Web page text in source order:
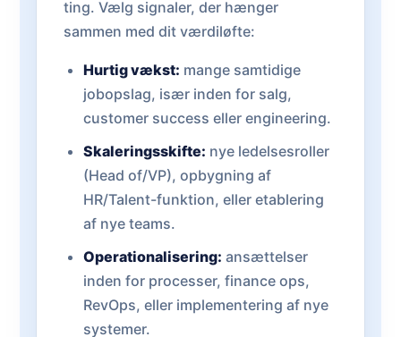
ting. Vælg signaler, der hænger
sammen med dit værdiløfte:
Hurtig vækst: mange samtidige
jobopslag, især inden for salg,
customer success eller engineering.
Skaleringsskifte: nye ledelsesroller
(Head of/VP), opbygning af
HR/Talent-funktion, eller etablering
af nye teams.
Operationalisering: ansættelser
inden for processer, finance ops,
RevOps, eller implementering af nye
systemer.